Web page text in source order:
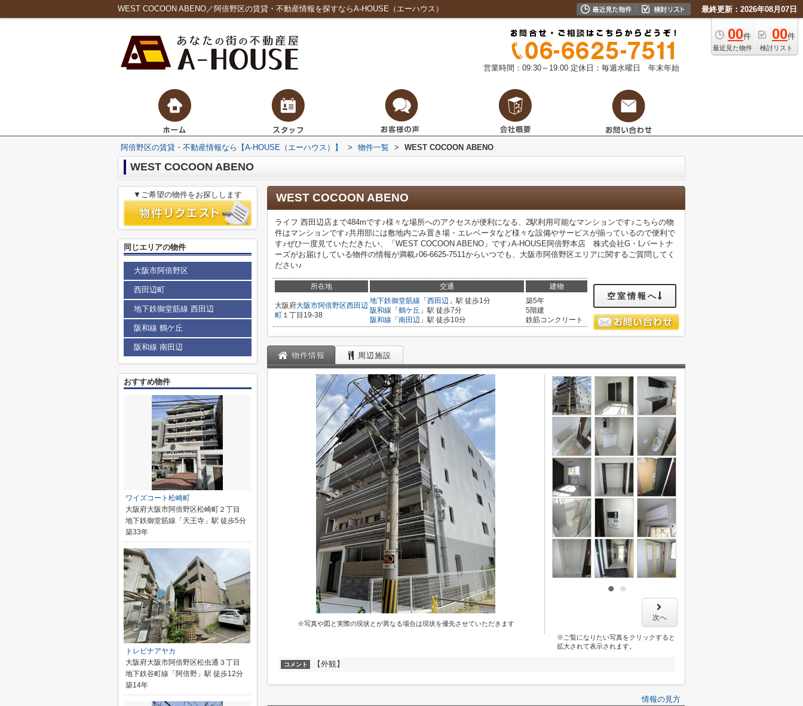
WEST COCOON ABENO／阿倍野区の賃貸・不動産情報を探すならA-HOUSE（エーハウス） 最終更新：2026年08月07日
00件
最近見た物件
00件
検討リスト
営業時間：09:30～19:00 定休日：毎週水曜日 年末年始
阿倍野区の賃貸・不動産情報なら【A-HOUSE（エーハウス）】 > 物件一覧 > WEST COCOON ABENO
WEST COCOON ABENO
WEST COCOON ABENO
ライフ 西田辺店まで484mです♪様々な場所へのアクセスが便利になる、2駅利用可能なマンションです♪こちらの物
件はマンションです♪共用部には敷地内ごみ置き場・エレベータなど様々な設備やサービスが揃っているので便利で
す♪ぜひ一度見ていただきたい、「WEST COCOON ABENO」です♪A-HOUSE阿倍野本店 株式会社G・Lパートナ
ーズがお届けしている物件の情報が満載♪06-6625-7511からいつでも、大阪市阿倍野区エリアに関するご質問してく
ださい♪
所在地 交通 建物
大阪府大阪市阿倍野区西田辺
町 １丁目19-38
地下鉄御堂筋線 「 西田辺 」駅 徒歩1分
阪和線 「 鶴ケ丘 」駅 徒歩7分
阪和線 「 南田辺 」駅 徒歩10分
築5年
5階建
鉄筋コンクリート
空室情報へ
物件情報 周辺施設
※写真や図と実際の現状とが異なる場合は現状を優先させていただきます
次へ
※ご覧になりたい写真をクリックすると
拡大されて表示されます。
コメント 【外観】
情報の見方
▼ご希望の物件をお探しします
同じエリアの物件
大阪市阿倍野区
西田辺町
地下鉄御堂筋線 西田辺
阪和線 鶴ケ丘
阪和線 南田辺
おすすめ物件
ワイズコート松崎町
大阪府大阪市阿倍野区松崎町２丁目
地下鉄御堂筋線「天王寺」駅 徒歩5分
築33年
トレビナアヤカ
大阪府大阪市阿倍野区松虫通３丁目
地下鉄谷町線「阿倍野」駅 徒歩12分
築14年